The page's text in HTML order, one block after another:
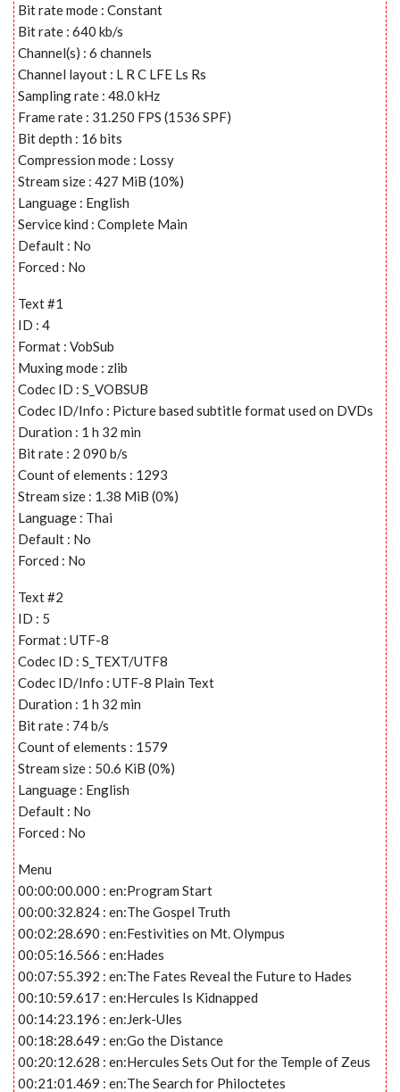
Bit rate mode : Constant
Bit rate : 640 kb/s
Channel(s) : 6 channels
Channel layout : L R C LFE Ls Rs
Sampling rate : 48.0 kHz
Frame rate : 31.250 FPS (1536 SPF)
Bit depth : 16 bits
Compression mode : Lossy
Stream size : 427 MiB (10%)
Language : English
Service kind : Complete Main
Default : No
Forced : No
Text #1
ID : 4
Format : VobSub
Muxing mode : zlib
Codec ID : S_VOBSUB
Codec ID/Info : Picture based subtitle format used on DVDs
Duration : 1 h 32 min
Bit rate : 2 090 b/s
Count of elements : 1293
Stream size : 1.38 MiB (0%)
Language : Thai
Default : No
Forced : No
Text #2
ID : 5
Format : UTF-8
Codec ID : S_TEXT/UTF8
Codec ID/Info : UTF-8 Plain Text
Duration : 1 h 32 min
Bit rate : 74 b/s
Count of elements : 1579
Stream size : 50.6 KiB (0%)
Language : English
Default : No
Forced : No
Menu
00:00:00.000 : en:Program Start
00:00:32.824 : en:The Gospel Truth
00:02:28.690 : en:Festivities on Mt. Olympus
00:05:16.566 : en:Hades
00:07:55.392 : en:The Fates Reveal the Future to Hades
00:10:59.617 : en:Hercules Is Kidnapped
00:14:23.196 : en:Jerk-Ules
00:18:28.649 : en:Go the Distance
00:20:12.628 : en:Hercules Sets Out for the Temple of Zeus
00:21:01.469 : en:The Search for Philoctetes